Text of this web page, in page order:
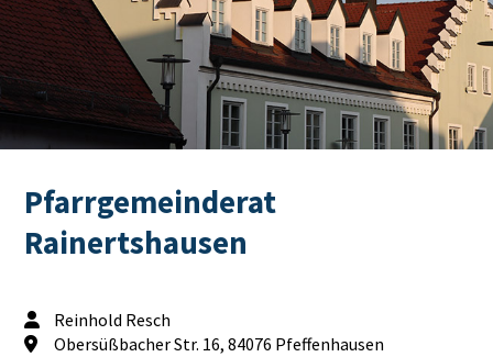
Pfarrgemeinderat
Rainertshausen
Reinhold Resch
Obersüßbacher Str. 16, 84076 Pfeffenhausen